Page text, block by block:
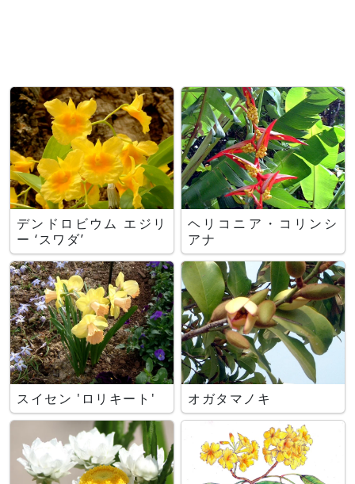
デンドロビウム エジリ
ー ‘スワダ’
ヘリコニア・コリンシ
アナ
スイセン 'ロリキート' オガタマノキ